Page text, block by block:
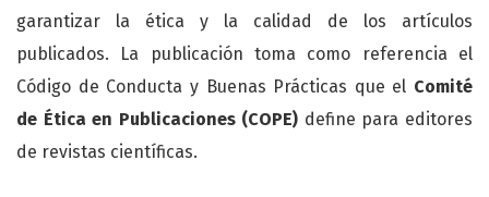
garantizar la ética y la calidad de los artículos
publicados. La publicación toma como referencia el
Código de Conducta y Buenas Prácticas que el Comité
de Ética en Publicaciones (COPE) define para editores
de revistas científicas.